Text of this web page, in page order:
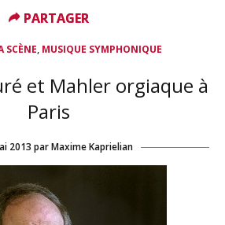
SCÈNE, MUSIQUE SYMPHONIQUE
et Mahler orgiaque à
Paris
2013 parMaxime Kaprielian
PARTAGER
PARTAGER